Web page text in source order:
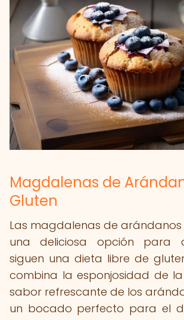
Magdalenas de
Gluten
Las magdalenas de arándanos
una deliciosa opción para
siguen una dieta libre de
combina la esponjosidad de
sabor refrescante de los
un bocado perfecto para el